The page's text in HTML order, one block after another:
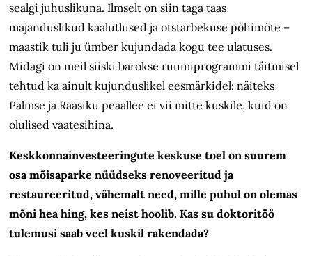
sealgi juhuslikuna. Ilmselt on siin taga taas
majanduslikud kaalutlused ja otstarbekuse põhimõte –
maastik tuli ju ümber kujundada kogu tee ulatuses.
Midagi on meil siiski barokse ruumiprogrammi täitmisel
tehtud ka ainult kujunduslikel eesmärkidel: näiteks
Palmse ja Raasiku peaallee ei vii mitte kuskile, kuid on
olulised vaatesihina.
Keskkonnainvesteeringute keskuse toel on suurem
osa mõisaparke nüüdseks renoveeritud ja
restaureeritud, vähemalt need, mille puhul on olemas
mõni hea hing, kes neist hoolib. Kas su doktoritöö
tulemusi saab veel kuskil rakendada?